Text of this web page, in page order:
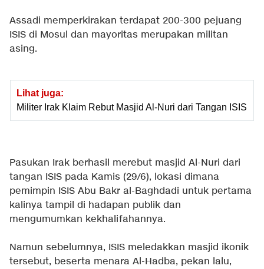
Assadi memperkirakan terdapat 200-300 pejuang
ISIS di Mosul dan mayoritas merupakan militan
asing.
Lihat juga:
Militer Irak Klaim Rebut Masjid Al-Nuri dari Tangan ISIS
Pasukan Irak berhasil merebut masjid Al-Nuri dari
tangan ISIS pada Kamis (29/6), lokasi dimana
pemimpin ISIS Abu Bakr al-Baghdadi untuk pertama
kalinya tampil di hadapan publik dan
mengumumkan kekhalifahannya.
Namun sebelumnya, ISIS meledakkan masjid ikonik
tersebut, beserta menara Al-Hadba, pekan lalu,